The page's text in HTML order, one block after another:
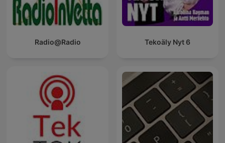
Radio@Radio Tekoäly Nyt 6